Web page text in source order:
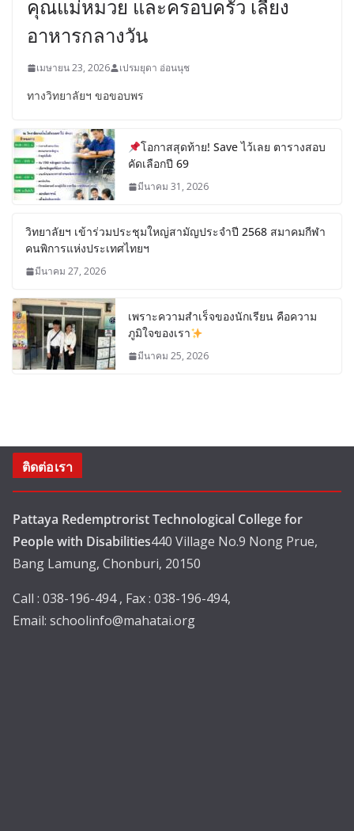
คุณแม่หมวย และครอบครัว เลี้ยง
อาหารกลางวัน
เมษายน 23, 2026 เปรมยุดา อ่อนนุช
ทางวิทยาลัยฯ ขอขอบพร
โอกาสสุดท้าย! Save ไว้เลย ตารางสอบ
คัดเลือกปี 69
มีนาคม 31, 2026
วิทยาลัยฯ เข้าร่วมประชุมใหญ่สามัญประจำปี 2568 สมาคมกีฬา
คนพิการแห่งประเทศไทยฯ
มีนาคม 27, 2026
เพราะความสำเร็จของนักเรียน คือความ
ภูมิใจของเรา
มีนาคม 25, 2026
ติดต่อเรา
Pattaya Redemptrorist Technological College for
People with Disabilities440 Village No.9 Nong Prue,
Bang Lamung, Chonburi, 20150
Call : 038-196-494 , Fax : 038-196-494,
Email: schoolinfo@mahatai.org